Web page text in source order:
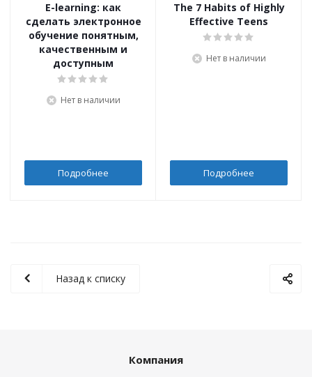
E-learning: как
сделать электронное
обучение понятным,
качественным и
доступным
Нет в наличии
Подробнее
The 7 Habits of Highly
Effective Teens
Нет в наличии
Подробнее
Назад к списку
Компания